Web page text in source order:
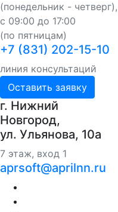
(понедельник - четверг),
с 09:00 до 17:00
(по пятницам)
+7 (831) 202-15-10
линия консультаций
Оставить заявку
г. Нижний
Новгород,
ул. Ульянова, 10a
7 этаж, вход 1
aprsoft@aprilnn.ru